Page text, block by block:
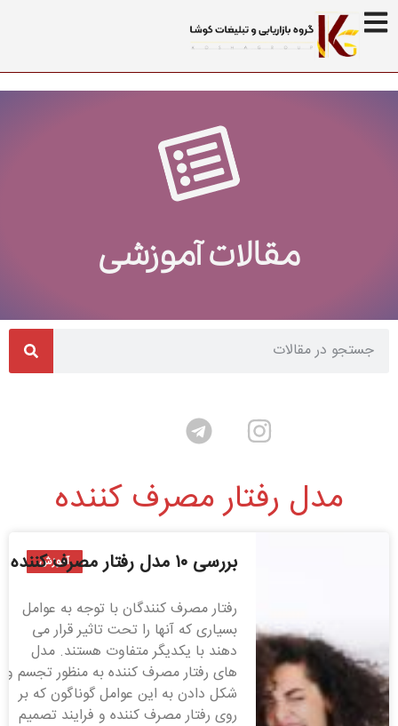
مقالات آموزشی
مدل رفتار مصرف کننده
آموزش بررسی ۱۰ مدل رفتار مصرف کننده
رفتار مصرف کنندگان با توجه به عوامل
بسیاری که آنها را تحت تاثیر قرار می
دهند با یکدیگر متفاوت هستند. مدل
های رفتار مصرف کننده به منظور تجسم و
شکل دادن به این عوامل گوناگون که بر
روی رفتار مصرف کننده و فرایند تصمیم